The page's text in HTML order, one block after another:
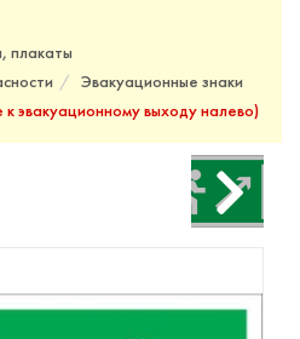
плакаты
Эвакуационные знаки
эвакуационному выходу налево)